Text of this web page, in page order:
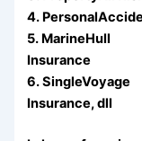
4.
5. MarineHull
Insurance
6. SingleVoyage
Insurance, dll